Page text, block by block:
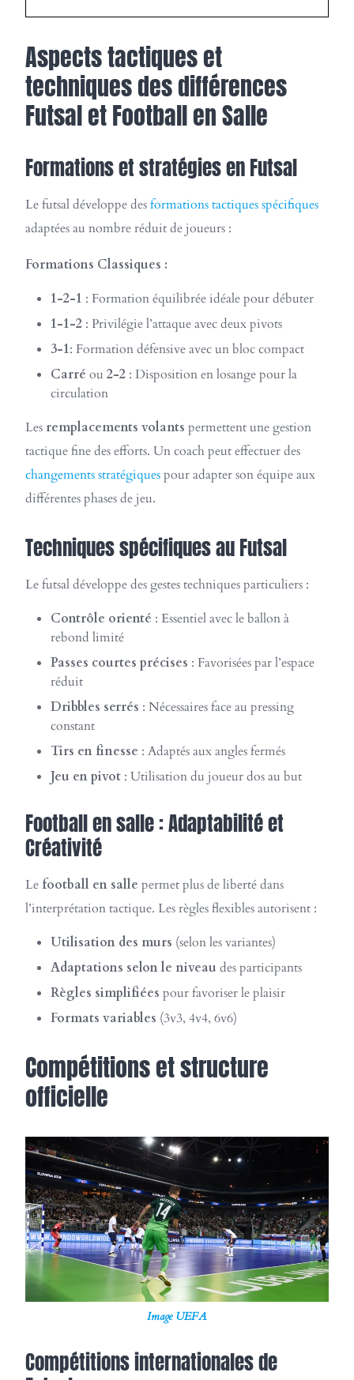
Aspects tactiques et
techniques des différences
Futsal et Football en Salle
Formations et stratégies en Futsal
Le futsal développe desformations tactiques spécifiques
adaptées au nombre réduit de joueurs :
Formations Classiques :
1-2-1 : Formation équilibrée idéale pour débuter
1-1-2 : Privilégie l’attaque avec deux pivots
3-1: Formation défensive avec un bloc compact
Carré ou 2-2 : Disposition en losange pour la
circulation
Les remplacements volants permettent une gestion
tactique fine des efforts. Un coach peut effectuer des
changements stratégiquespour adapter son équipe aux
différentes phases de jeu.
Techniques spécifiques au Futsal
Le futsal développe des gestes techniques particuliers :
Contrôle orienté : Essentiel avec le ballon à
rebond limité
Passes courtes précises : Favorisées par l’espace
réduit
Dribbles serrés : Nécessaires face au pressing
constant
Tirs en finesse : Adaptés aux angles fermés
Jeu en pivot : Utilisation du joueur dos au but
Football en salle : Adaptabilité et
Créativité
Le football en salle permet plus de liberté dans
l’interprétation tactique. Les règles flexibles autorisent :
Utilisation des murs (selon les variantes)
Adaptations selon le niveau des participants
Règles simplifiées pour favoriser le plaisir
Formats variables (3v3, 4v4, 6v6)
Compétitions et structure
officielle
Image UEFA
Compétitions internationales de